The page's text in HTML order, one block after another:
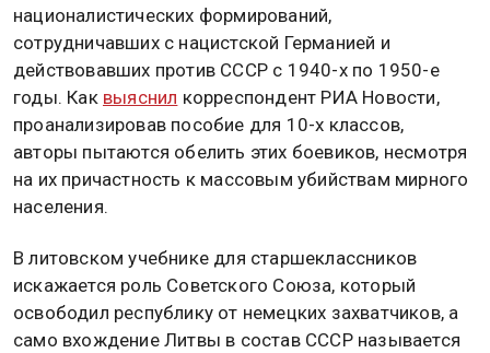
националистических формирований,
сотрудничавших с нацистской Германией и
действовавших против СССР с 1940-х по 1950-е
годы. Как выяснил корреспондент РИА Новости,
проанализировав пособие для 10-х классов,
авторы пытаются обелить этих боевиков, несмотря
на их причастность к массовым убийствам мирного
населения.
В литовском учебнике для старшеклассников
искажается роль Советского Союза, который
освободил республику от немецких захватчиков, а
само вхождение Литвы в состав СССР называется